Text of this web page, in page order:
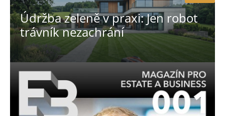
Údržba zeleně v praxi: Jen robot
trávník nezachrání